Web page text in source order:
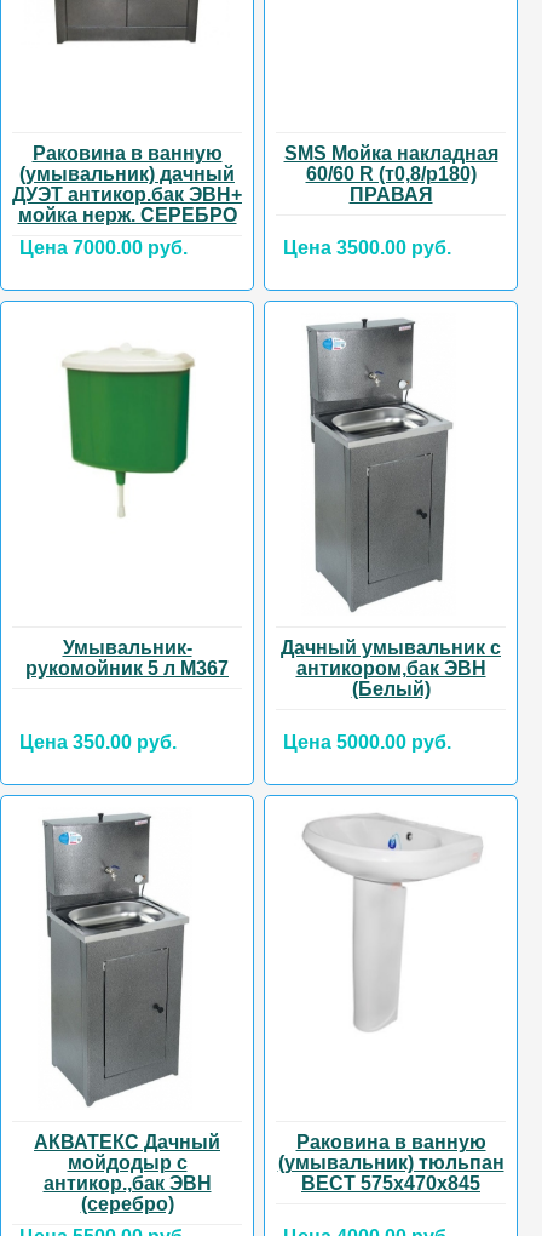
Раковина в ванную
(умывальник) дачный
ДУЭТ антикор.бак ЭВН+
мойка нерж. СЕРЕБРО
Цена 7000.00 руб.
SMS Мойка накладная
60/60 R (т0,8/р180)
ПРАВАЯ
Цена 3500.00 руб.
Умывальник-
рукомойник 5 л М367
Цена 350.00 руб.
Дачный умывальник с
антикором,бак ЭВН
(Белый)
Цена 5000.00 руб.
АКВАТЕКС Дачный
мойдодыр с
антикор.,бак ЭВН
(серебро)
Раковина в ванную
(умывальник) тюльпан
ВЕСТ 575х470х845